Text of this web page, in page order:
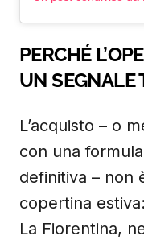
PERCHÉ
UN SEGNALE
L’acquisto – o
con una
definitiva – non
copertina
La Fiorentina,